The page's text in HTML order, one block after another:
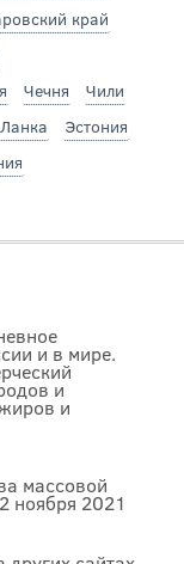
край
Чечня
Чили
Эстония
и в мире.
и
и
массовой
2021